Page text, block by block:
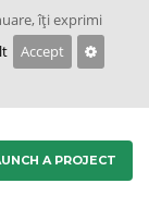
îţi exprimi
Accept
A PROJECT